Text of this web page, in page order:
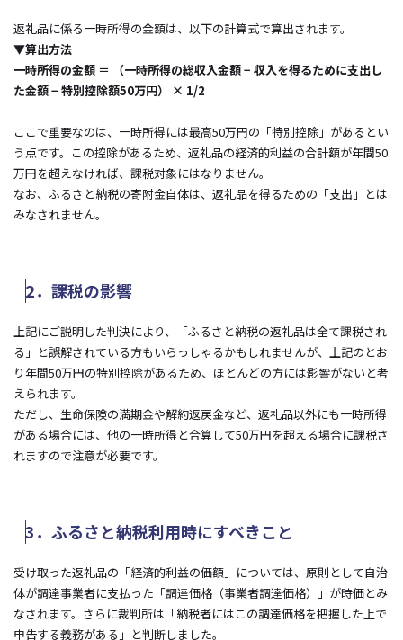
返礼品に係る一時所得の金額は、以下の計算式で算出されます。
▼算出方法
一時所得の金額 ＝ （一時所得の総収入金額 − 収入を得るために支出し
た金額 − 特別控除額50万円） × 1/2
ここで重要なのは、一時所得には最高50万円の「特別控除」があるとい
う点です。この控除があるため、返礼品の経済的利益の合計額が年間50
万円を超えなければ、課税対象にはなりません。
なお、ふるさと納税の寄附金自体は、返礼品を得るための「支出」とは
みなされません。
2．課税の影響
上記にご説明した判決により、「ふるさと納税の返礼品は全て課税され
る」と誤解されている方もいらっしゃるかもしれませんが、上記のとお
り年間50万円の特別控除があるため、ほとんどの方には影響がないと考
えられます。
ただし、生命保険の満期金や解約返戻金など、返礼品以外にも一時所得
がある場合には、他の一時所得と合算して50万円を超える場合に課税さ
れますので注意が必要です。
3．ふるさと納税利用時にすべきこと
受け取った返礼品の「経済的利益の価額」については、原則として自治
体が調達事業者に支払った「調達価格（事業者調達価格）」が時価とみ
なされます。さらに裁判所は「納税者にはこの調達価格を把握した上で
申告する義務がある」と判断しました。